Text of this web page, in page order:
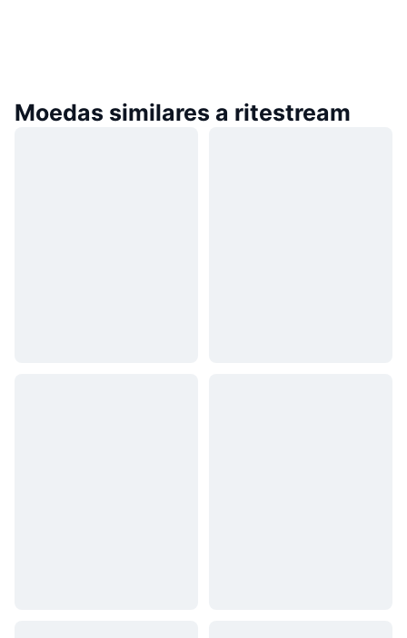
Moedas similares a ritestream